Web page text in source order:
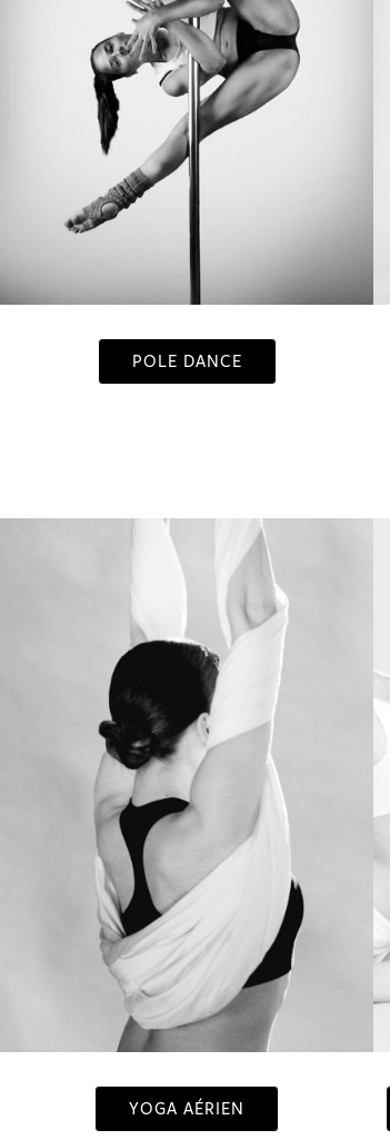
POLE DANCE
YOGA AÉRIEN